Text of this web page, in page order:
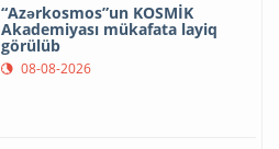
“Azərkosmos”un KOSMİK
Akademiyası mükafata layiq
görülüb
08-08-2026